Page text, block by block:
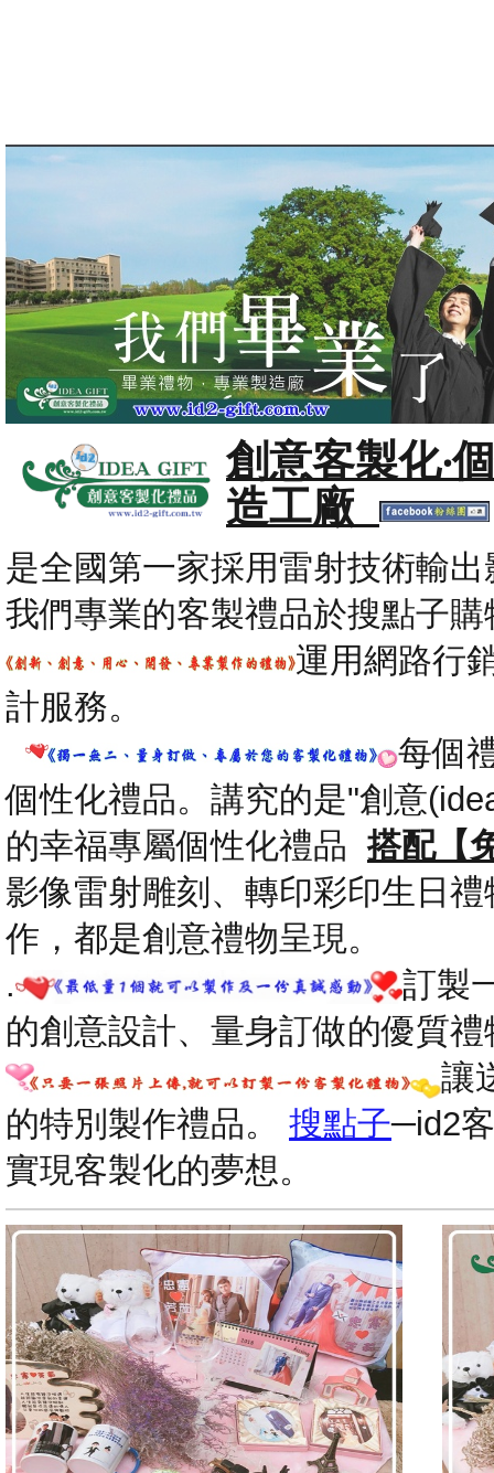
創意客製化‧
造工廠
是全國第一家採用雷射技術輸
我們專業的客製禮品於搜點子
運用網路行
計服務。
每個
個性化禮品。講究的是"創意
的幸福專屬個性化禮品搭配【
影像雷射雕刻、轉印彩印生日禮
作，都是創意禮物呈現。
.
訂製
的創意設計、量身訂做的優質禮
讓
的特別製作禮品。 搜點子─id2
實現客製化的夢想。